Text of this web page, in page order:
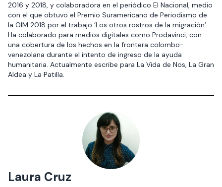
2016 y 2018, y colaboradora en el periódico El Nacional, medio
con el que obtuvo el Premio Suramericano de Periodismo de
la OIM 2018 por el trabajo ‘Los otros rostros de la migración’.
Ha colaborado para medios digitales como Prodavinci, con
una cobertura de los hechos en la frontera colombo-
venezolana durante el intento de ingreso de la ayuda
humanitaria. Actualmente escribe para La Vida de Nos, La Gran
Aldea y La Patilla.
Laura Cruz